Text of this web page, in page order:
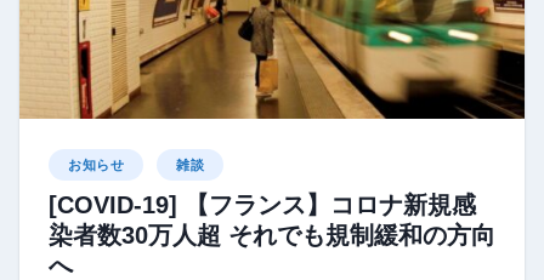
お知らせ 雑談
[COVID-19] 【フランス】コロナ新規感
染者数30万人超 それでも規制緩和の方向
へ